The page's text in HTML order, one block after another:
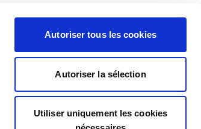
Autoriser tous les cookies
Autoriser la sélection
Utiliser uniquement les cookies